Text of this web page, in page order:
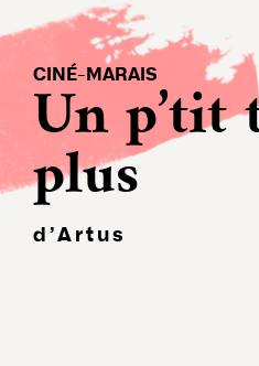
CINÉ-MARAIS
Un p’tit
plus
d’Artus